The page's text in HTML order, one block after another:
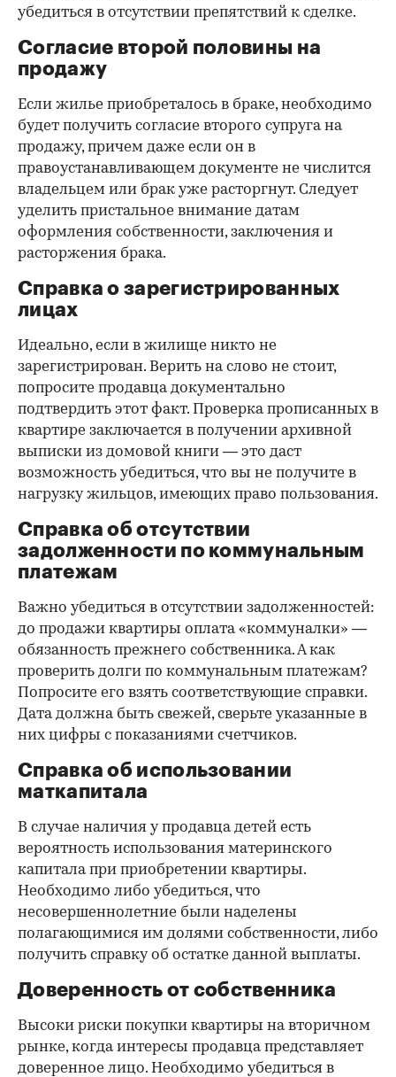
убедиться в отсутствии препятствий к сделке.
Согласие второй половины на
продажу
Если жилье приобреталось в браке, необходимо
будет получить согласие второго супруга на
продажу, причем даже если он в
правоустанавливающем документе не числится
владельцем или брак уже расторгнут. Следует
уделить пристальное внимание датам
оформления собственности, заключения и
расторжения брака.
Справка о зарегистрированных
лицах
Идеально, если в жилище никто не
зарегистрирован. Верить на слово не стоит,
попросите продавца документально
подтвердить этот факт. Проверка прописанных в
квартире заключается в получении архивной
выписки из домовой книги — это даст
возможность убедиться, что вы не получите в
нагрузку жильцов, имеющих право пользования.
Справка об отсутствии
задолженности по коммунальным
платежам
Важно убедиться в отсутствии задолженностей:
до продажи квартиры оплата «коммуналки» —
обязанность прежнего собственника. А как
проверить долги по коммунальным платежам?
Попросите его взять соответствующие справки.
Дата должна быть свежей, сверьте указанные в
них цифры с показаниями счетчиков.
Справка об использовании
маткапитала
В случае наличия у продавца детей есть
вероятность использования материнского
капитала при приобретении квартиры.
Необходимо либо убедиться, что
несовершеннолетние были наделены
полагающимися им долями собственности, либо
получить справку об остатке данной выплаты.
Доверенность от собственника
Высоки риски покупки квартиры на вторичном
рынке, когда интересы продавца представляет
доверенное лицо. Необходимо убедиться в